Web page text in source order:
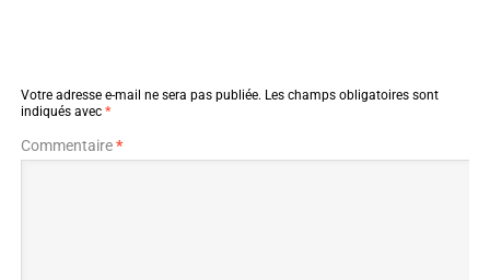
Votre adresse e-mail ne sera pas publiée. Les champs obligatoires sont
indiqués avec *
Commentaire*